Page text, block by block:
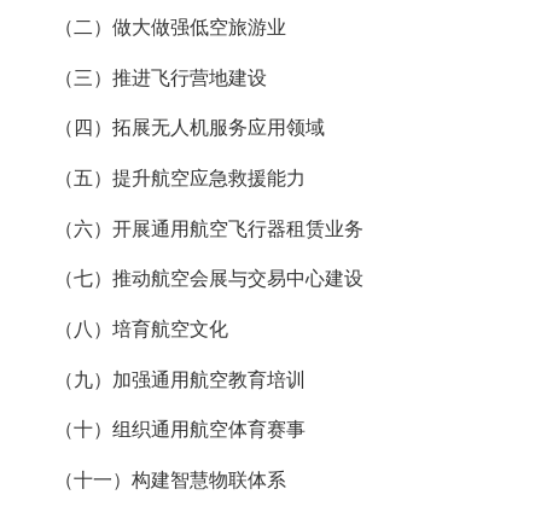
（二）做大做强低空旅游业
（三）推进飞行营地建设
（四）拓展无人机服务应用领域
（五）提升航空应急救援能力
（六）开展通用航空飞行器租赁业务
（七）推动航空会展与交易中心建设
（八）培育航空文化
（九）加强通用航空教育培训
（十）组织通用航空体育赛事
（十一）构建智慧物联体系